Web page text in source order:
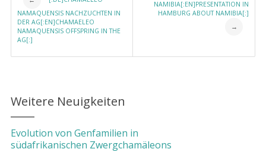
NAMAQUENSIS NACHZUCHTEN IN
DER AG[:EN]CHAMAELEO
NAMAQUENSIS OFFSPRING IN THE
AG[:]
NAMIBIA[:EN]PRESENTATION IN
HAMBURG ABOUT NAMIBIA[:]
→
Weitere Neuigkeiten
Evolution von Genfamilien in
südafrikanischen Zwergchamäleons